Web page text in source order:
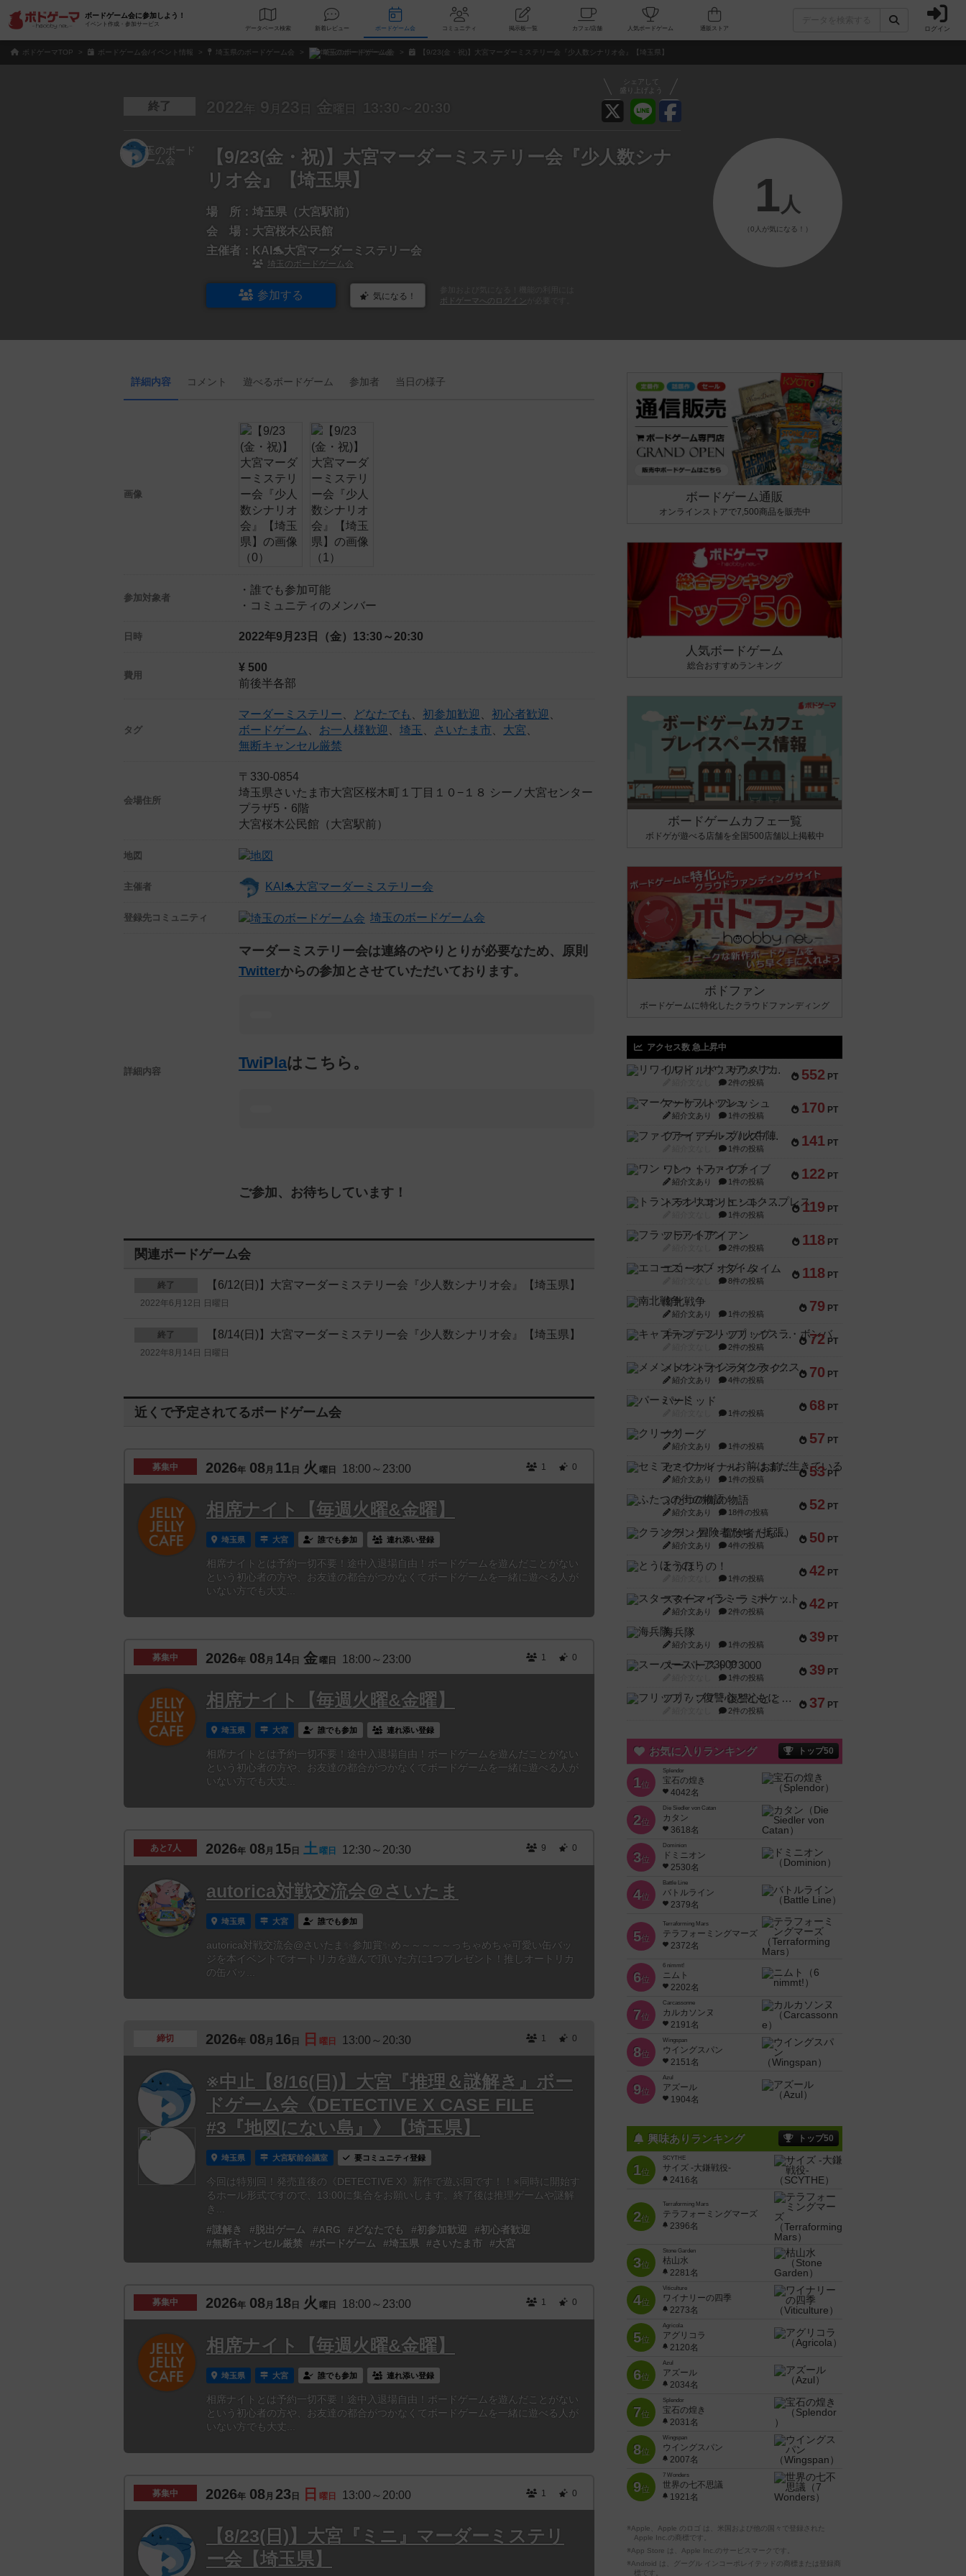
ボードゲーム会に参加しよう！
イベント作成・参加サービス
データベース 検索 新着レビュー ボードゲーム会 コミュニティ 掲示板一覧 カフェ/店舗 人気ボードゲーム ログイン
ボドゲーマTOP ボードゲーム会/イベント情報 埼玉県のボードゲーム会 埼玉のボードゲーム会 【9/23(金・祝)】大宮マーダーミステリー会『少人数シナリオ会』【埼玉県】
シェアして
盛り上げよう
終了 2022 年 9 月 23 日 金 曜日 13:30～20:30
【9/23(金・祝)】大宮マーダーミステリー会『少人数シナ
リオ会』【埼玉県】
場 所： 埼玉県（大宮駅前）
会 場： 大宮桜木公民館
主催者： KAI🐬大宮マーダーミステリー会
埼玉のボードゲーム会
参加する 気になる！
ボドゲーマへのログイン
1 人
（0人が気になる！）
詳細内容 コメント 遊べるボードゲーム 参加者 当日の様子
画像
参加対象者
・誰でも参加可能
・コミュニティのメンバー
日時 2022年9月23日（金） 13:30～20:30
費用
¥ 500
前後半各部
タグ
マーダーミステリー どなたでも 初参加歓迎 初心者歓迎
ボードゲーム
お一人様歓迎 埼玉 さいたま市 大宮
無断キャンセル厳禁
会場住所
〒330-0854
埼玉県さいたま市大宮区桜木町１丁目１０−１８ シーノ大宮センター
プラザ5・6階
大宮桜木公民館（大宮駅前）
地図
主催者 KAI🐬大宮マーダーミステリー会
登録先コミュニティ 埼玉のボードゲーム会
詳細内容
マーダーミステリー会は連絡のやりとりが必要なため、原則
Twitterからの参加とさせていただいております。
TwiPlaはこちら。
ご参加、お待ちしています！
関連ボードゲーム会
終了 【6/12(日)】大宮マーダーミステリー会『少人数シナリオ会』【埼玉県】
2022年6月12日 日曜日
終了 【8/14(日)】大宮マーダーミステリー会『少人数シナリオ会』【埼玉県】
2022年8月14日 日曜日
近くで予定されてるボードゲーム会
募集中 2026年 08 月 11 日 火 曜日 18:00～23:00 1 0
相席ナイト【毎週火曜&金曜】
埼玉県 大宮 誰でも参加 連れ添い登録
相席ナイトとは予約一切不要！途中入退場自由！ボードゲームを遊んだことがない
という初心者の方や、お友達の都合がつかなくてボードゲームを一緒に遊べる人が
いない方でも大丈...
募集中 2026年 08 月 14 日 金 曜日 18:00～23:00 1 0
相席ナイト【毎週火曜&金曜】
埼玉県 大宮 誰でも参加 連れ添い登録
相席ナイトとは予約一切不要！途中入退場自由！ボードゲームを遊んだことがない
という初心者の方や、お友達の都合がつかなくてボードゲームを一緒に遊べる人が
いない方でも大丈...
あと7人 2026年 08月 15 日 土 曜日 12:30～20:30 9 0
autorica対戦交流会＠さいたま
埼玉県 大宮 誰でも参加
autorica対戦交流会@さいたま✨参加賞✨め～～～～～っちゃめちゃ可愛い缶バッ
ジを本イベントでオートリカを遊んで頂いた方に1つプレゼント！推しオートリカ
の缶バッ...
締切 2026年 08月 16 日 日 曜日 13:00～20:30 1 0
※中止【8/16(日)】大宮『推理＆謎解き』ボー
ドゲーム会《DETECTIVE X CASE FILE
#3『地図にない島』》【埼玉県】
埼玉県 大宮駅前会議室 要コミュニティ登録
今回は特別回！発売直後の《DETECTIVE X》新作で遊ぶ回です！！※同時に開始す
るホール形式ですので、13:00に集合をお願いします。終了後は推理ゲームや謎解
き...
#謎解き
#脱出ゲーム #ARG #どなたでも #初参加歓迎
#初心者歓迎
#無断キャンセル厳禁
#ボードゲーム #埼玉県 #さいたま市 #大宮
募集中 2026年 08月 18 日 火 曜日 18:00～23:00 1 0
相席ナイト【毎週火曜&金曜】
埼玉県 大宮 誰でも参加 連れ添い登録
相席ナイトとは予約一切不要！途中入退場自由！ボードゲームを遊んだことがない
という初心者の方や、お友達の都合がつかなくてボードゲームを一緒に遊べる人が
いない方でも大丈...
募集中 2026年 08 月 23 日 日 曜日 13:00～20:00 1 0
【8/23(日)】大宮『ミニ』マーダーミステリ
ー会【埼玉県】
ボードゲーム通販
オンラインストアで7,500商品を販売中
人気ボードゲーム
総合おすすめランキング
ボードゲームカフェ一覧
ボドゲが遊べる店舗を全国500店舗以上掲載中
ボドファン
ボードゲームに特化したクラウドファンディング
アクセス数 急上昇中
552 PT
リワイルド：サウスアメリカ
2件の投稿
170 PT
マーケットフレッシュ
紹介文あり 1件の投稿
141 PT
ファイアー・ブルズ / 火牛陣
1件の投稿
122 PT
ワン・トゥ・ファイブ
紹介文あり 1件の投稿
119 PT
トランスオリエント・エクスプレス
1件の投稿
118 PT
フラットアイアン
2件の投稿
118 PT
エコーズ・オブ・タイム
8件の投稿
79 PT
南北戦争
紹介文あり 1件の投稿
72 PT
キャプテン・フリップ：イスラ・ボンバ
2件の投稿
70 PT
メメントオンラインタクティクス
紹介文あり 4件の投稿
68 PT
パーミッド
1件の投稿
57 PT
クリーグ
紹介文あり 1件の投稿
53 PT
セミファイナル ～お前はまだ生きている～
紹介文あり 1件の投稿
52 PT
ふたつの街の物語
紹介文あり 18件の投稿
50 PT
クランク! ：冒険者たち（拡張）
紹介文あり 4件の投稿
42 PT
とうほうの！
1件の投稿
42 PT
スターマイン・ラミー ポケット
紹介文あり 2件の投稿
39 PT
海兵隊
紹介文あり 1件の投稿
39 PT
スーパーストア3000
1件の投稿
37 PT
フリップ７：復讐心とともに
2件の投稿
お気に入りランキング トップ50
1位
Splendor
宝石の煌き
4042名
2位
Die Siedler von Catan
カタン
3618名
3位
Dominion
ドミニオン
2530名
4位
Battle Line
バトルライン
2379名
5位
Terraforming Mars
テラフォーミングマーズ
2372名
6位
6 nimmt!
ニムト
2202名
7位
Carcassonne
カルカソンヌ
2191名
8位
Wingspan
ウイングスパン
2151名
9位
Azul
アズール
1904名
興味ありランキング トップ50
1位
SCYTHE
サイズ -大鎌戦役-
2416名
2位
Terraforming Mars
テラフォーミングマーズ
2396名
3位
Stone Garden
枯山水
2281名
4位
Viticulture
ワイナリーの四季
2273名
5位
Agricola
アグリコラ
2120名
6位
Azul
アズール
2034名
7位
Splendor
宝石の煌き
2031名
8位
Wingspan
ウイングスパン
2007名
9位
7 Wonders
世界の七不思議
1921名
※Apple、Apple のロゴ は、米国および他の国々で登録された
Apple Inc.の商標です。
※App Store は、Apple Inc.のサービスマークです。
※Android は、グーグル インコーポレイテッドの商標または登録商
標です。